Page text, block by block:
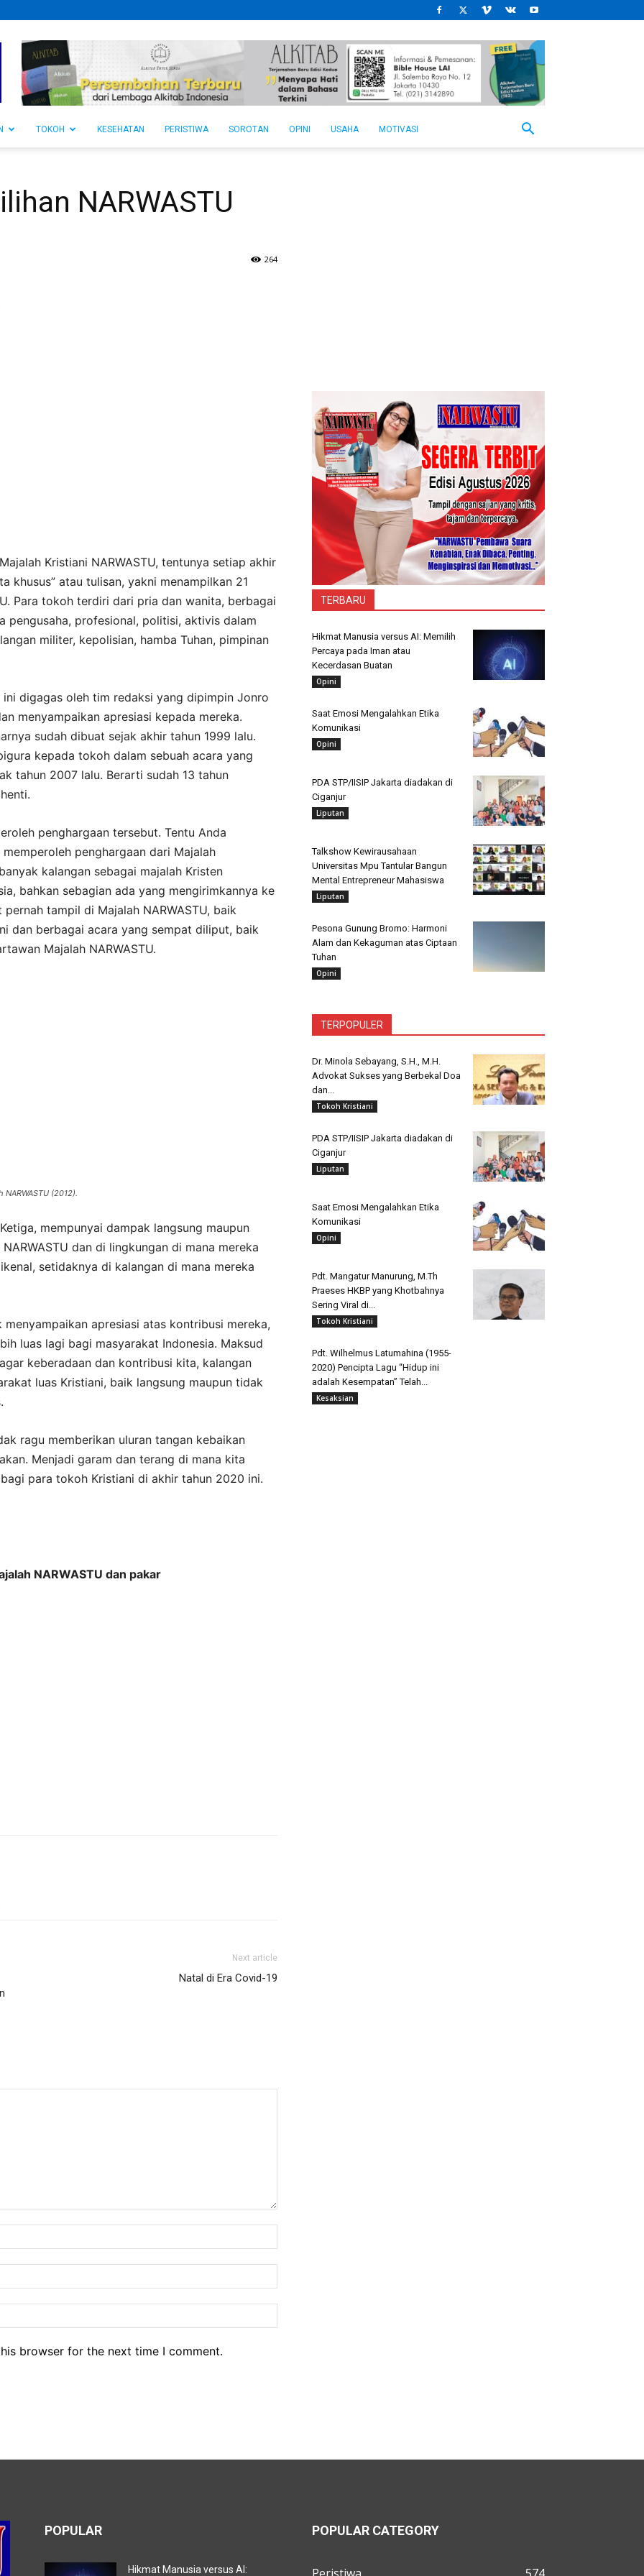
TOKOH KESEHATAN PERISTIWA SOROTAN OPINI USAHA MOTIVASI
NARWASTU
264
Kristiani NARWASTU, tentunya setiap akhir
khusus” atau tulisan, yakni menampilkan 21
Para tokoh terdiri dari pria dan wanita, berbagai
pengusaha, profesional, politisi, aktivis dalam
militer, kepolisian, hamba Tuhan, pimpinan
digagas oleh tim redaksi yang dipimpin Jonro
menyampaikan apresiasi kepada mereka.
sudah dibuat sejak akhir tahun 1999 lalu.
kepada tokoh dalam sebuah acara yang
tahun 2007 lalu. Berarti sudah 13 tahun
penghargaan tersebut. Tentu Anda
penghargaan dari Majalah
kalangan sebagai majalah Kristen
bahkan sebagian ada yang mengirimkannya ke
tampil di Majalah NARWASTU, baik
dan berbagai acara yang sempat diliput, baik
Majalah NARWASTU.
(2012).
mempunyai dampak langsung maupun
dan di lingkungan di mana mereka
setidaknya di kalangan di mana mereka
apresiasi atas kontribusi mereka,
luas lagi bagi masyarakat Indonesia. Maksud
keberadaan dan kontribusi kita, kalangan
luas Kristiani, baik langsung maupun tidak
ragu memberikan uluran tangan kebaikan
Menjadi garam dan terang di mana kita
para tokoh Kristiani di akhir tahun 2020 ini.
NARWASTU dan pakar
Next article
Natal di Era Covid-19
browser for the next time I comment.
TERBARU
Hikmat Manusia versus AI: Memilih
Percaya pada Iman atau
Kecerdasan Buatan
Opini
Saat Emosi Mengalahkan Etika
Komunikasi
Opini
PDA STP/IISIP Jakarta diadakan di
Ciganjur
Liputan
Talkshow Kewirausahaan
Universitas Mpu Tantular Bangun
Mental Entrepreneur Mahasiswa
Liputan
Pesona Gunung Bromo: Harmoni
Alam dan Kekaguman atas Ciptaan
Tuhan
Opini
TERPOPULER
Dr. Minola Sebayang, S.H., M.H.
Advokat Sukses yang Berbekal Doa
dan...
Tokoh Kristiani
PDA STP/IISIP Jakarta diadakan di
Ciganjur
Liputan
Saat Emosi Mengalahkan Etika
Komunikasi
Opini
Pdt. Mangatur Manurung, M.Th
Praeses HKBP yang Khotbahnya
Sering Viral di...
Tokoh Kristiani
Pdt. Wilhelmus Latumahina (1955-
2020) Pencipta Lagu “Hidup ini
adalah Kesempatan” Telah...
Kesaksian
POPULAR
Hikmat Manusia versus AI:
POPULAR CATEGORY